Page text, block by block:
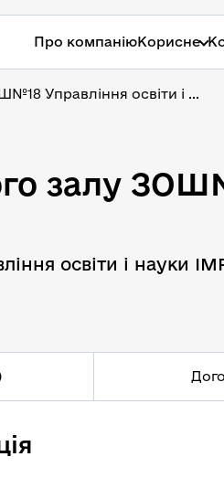
Про компаніюКорисне
Управління освіти і ...
залу
залу
освіти і науки